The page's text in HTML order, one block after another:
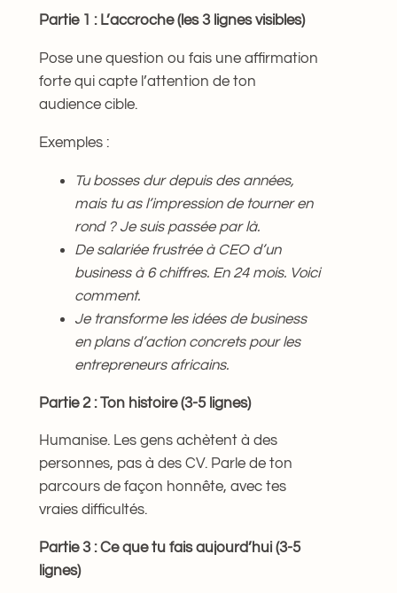
Partie 1 : L’accroche (les 3 lignes visibles)
Pose une question ou fais une affirmation
forte qui capte l’attention de ton
audience cible.
Exemples :
Tu bosses dur depuis des années,
mais tu as l’impression de tourner en
rond ? Je suis passée par là.
De salariée frustrée à CEO d’un
business à 6 chiffres. En 24 mois. Voici
comment.
Je transforme les idées de business
en plans d’action concrets pour les
entrepreneurs africains.
Partie 2 : Ton histoire (3-5 lignes)
Humanise. Les gens achètent à des
personnes, pas à des CV. Parle de ton
parcours de façon honnête, avec tes
vraies difficultés.
Partie 3 : Ce que tu fais aujourd’hui (3-5
lignes)